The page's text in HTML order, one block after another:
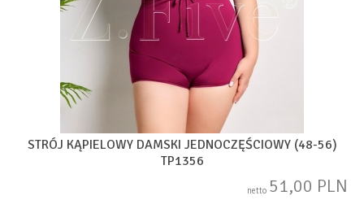
STRÓJ KĄPIELOWY DAMSKI JEDNOCZĘŚCIOWY (48-56)
TP1356
netto 51,00 PLN